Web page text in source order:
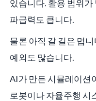
있습니다. 활용 범위가
파급력도 큽니다.
물론 아직 갈 길은 멉
예외도 많습니다.
AI가 만든 시뮬레이션
로봇이나 자율주행 시